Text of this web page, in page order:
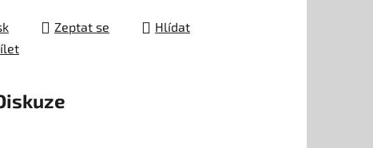
Zeptat se
Hlídat